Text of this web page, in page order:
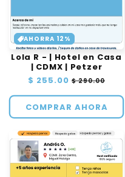
AHORRA 12%
Lola R - | Hotel en Casa
| CDMX | Petzer
Precio
$ 255.00 Precio
oferta
$ 290.00
COMPRAR AHORA